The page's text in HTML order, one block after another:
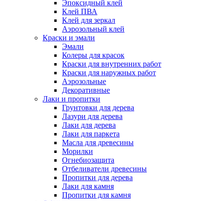
Эпоксидный клей
Клей ПВА
Клей для зеркал
Аэрозольный клей
Краски и эмали
Эмали
Колеры для красок
Краски для внутренних работ
Краски для наружных работ
Аэрозольные
Декоративные
Лаки и пропитки
Грунтовки для дерева
Лазури для дерева
Лаки для дерева
Лаки для паркета
Масла для древесины
Морилки
Огнебиозащита
Отбеливатели древесины
Пропитки для дерева
Лаки для камня
Пропитки для камня